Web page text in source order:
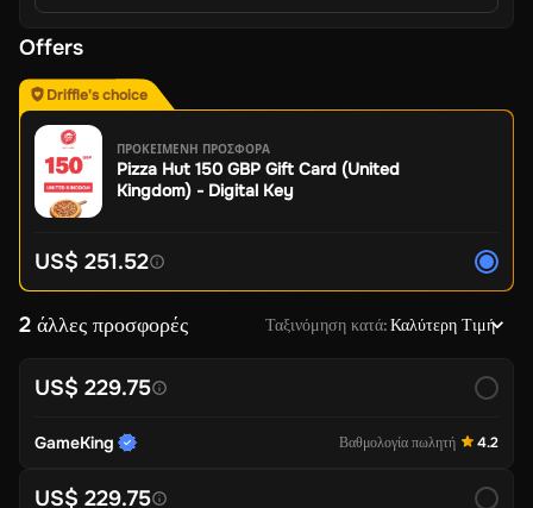
Offers
Driffle's choice
ΠΡΟΚΕΙΜΕΝΗ ΠΡΟΣΦΟΡΑ
Pizza Hut 150 GBP Gift Card (United
Kingdom) - Digital Key
US$ 251.52
2 άλλες προσφορές Ταξινόμηση κατά:Καλύτερη Τιμή
US$ 229.75
GameKing Βαθμολογία πωλητή 4.2
US$ 229.75